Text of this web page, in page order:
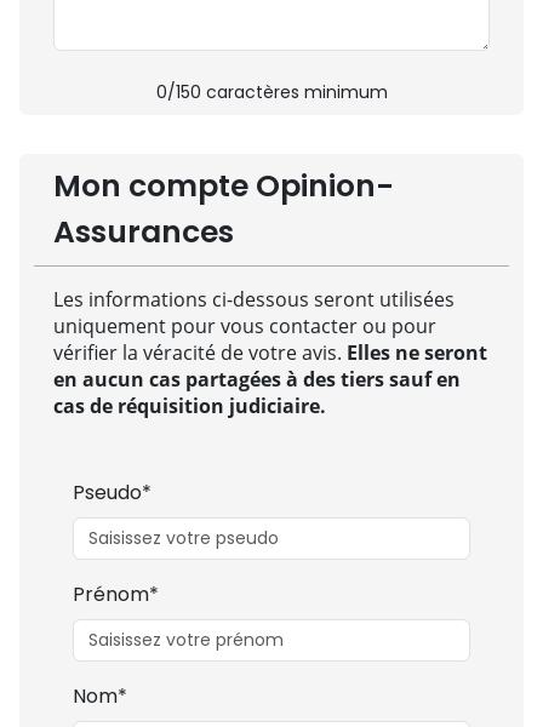
0/150 caractères minimum
Mon compte Opinion-
Assurances
Les informations ci-dessous seront utilisées
uniquement pour vous contacter ou pour
vérifier la véracité de votre avis. Elles ne seront
en aucun cas partagées à des tiers sauf en
cas de réquisition judiciaire.
Pseudo*
Prénom*
Nom*